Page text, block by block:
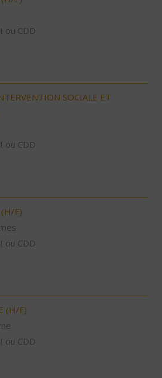
ou CDD
SOCIALE ET
ou CDD
F)
ou CDD
(H/F)
ou CDD